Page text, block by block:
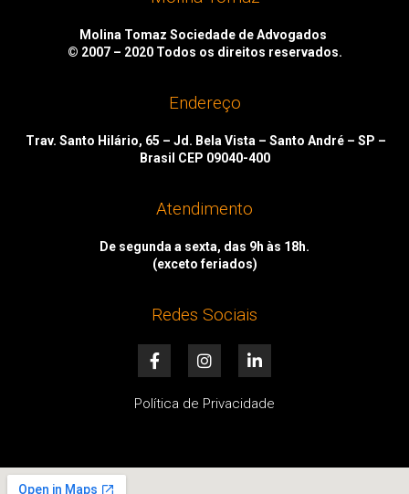
Molina Tomaz Sociedade de Advogados
© 2007 – 2020 Todos os direitos reservados.
Endereço
Trav. Santo Hilário, 65 – Jd. Bela Vista – Santo André – SP –
Brasil CEP 09040-400
Atendimento
De segunda a sexta, das 9h às 18h.
(exceto feriados)
Redes Sociais
F
a
e
k
I
n
t
a
i
k
n
Política de Privacidade